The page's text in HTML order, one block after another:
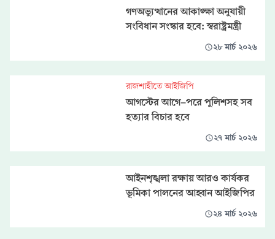
গণঅভ্যুত্থানের আকাঙ্ক্ষা অনুযায়ী
সংবিধান সংস্কার হবে: স্বরাষ্ট্রমন্ত্রী
২৮ মার্চ ২০২৬
রাজশাহীতে আইজিপি
আগস্টের আগে-পরে পুলিশসহ সব
হত্যার বিচার হবে
২৭ মার্চ ২০২৬
আইনশৃঙ্খলা রক্ষায় আরও কার্যকর
ভূমিকা পালনের আহ্বান আইজিপির
২৪ মার্চ ২০২৬